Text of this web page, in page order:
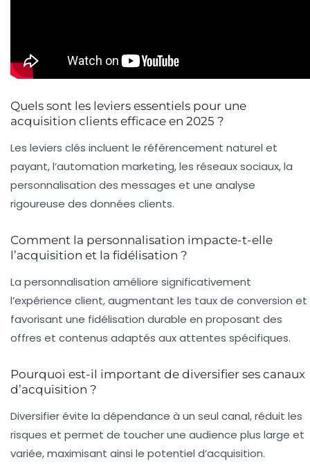
Quels sont les leviers essentiels pour une
acquisition clients efficace en 2025 ?
Les leviers clés incluent le référencement naturel et
payant, l’automation marketing, les réseaux sociaux, la
personnalisation des messages et une analyse
rigoureuse des données clients.
Comment la personnalisation impacte-t-elle
l’acquisition et la fidélisation ?
La personnalisation améliore significativement
l’expérience client, augmentant les taux de conversion et
favorisant une fidélisation durable en proposant des
offres et contenus adaptés aux attentes spécifiques.
Pourquoi est-il important de diversifier ses canaux
d’acquisition ?
Diversifier évite la dépendance à un seul canal, réduit les
risques et permet de toucher une audience plus large et
variée, maximisant ainsi le potentiel d’acquisition.